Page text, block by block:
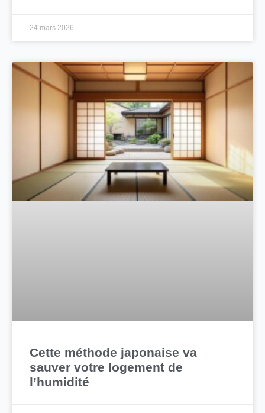
24 mars 2026
Cette méthode japonaise va
sauver votre logement de
l’humidité